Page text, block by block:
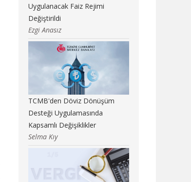
Uygulanacak Faiz Rejimi
Değiştirildi
Ezgi Anasız
TCMB'den Döviz Dönüşüm
Desteği Uygulamasında
Kapsamlı Değişiklikler
Selma Kıy